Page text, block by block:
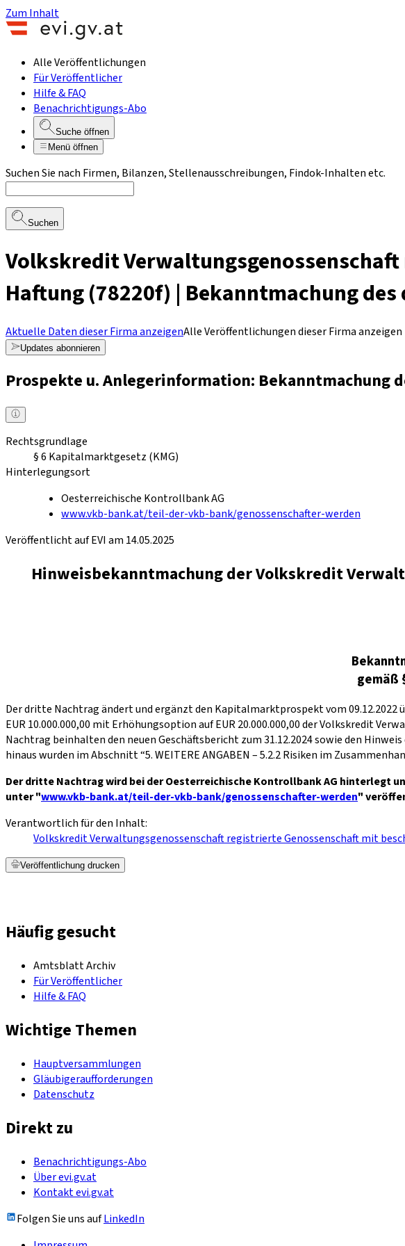
Zum Inhalt
Alle Veröffentlichungen
Für Veröffentlicher
Hilfe & FAQ
Benachrichtigungs-Abo
Suche öffnen
Menü öffnen
Suchen Sie nach Firmen, Bilanzen, Stellenausschreibungen, Findok-Inhalten etc.
Suchen
Volkskredit
Haftung (78220f) | Bekanntmachung
Aktuelle Daten dieser Firma anzeigenAlle Veröffentlichungen dieser Firma anzeigen
Updates abonnieren
Prospekte u. Anlegerinformation: Bekanntmachung
Rechtsgrundlage
§ 6 Kapitalmarktgesetz (KMG)
Hinterlegungsort
Oesterreichische Kontrollbank AG
www.vkb-bank.at/teil-der-vkb-bank/genossenschafter-werden
Veröffentlicht auf EVI am 14.05.2025
Hinweisbekanntmachung der Volkskredit
gemäß
Der dritte Nachtrag ändert und ergänzt den Kapitalmarktprospekt vom
EUR 10.000.000,00 mit Erhöhungsoption auf EUR 20.000.000,00 der Volkskredit
Nachtrag beinhalten den neuen Geschäftsbericht zum 31.12.2024 sowie den
hinaus wurden im Abschnitt “5. WEITERE ANGABEN – 5.2.2 Risiken im
Der dritte Nachtrag wird bei der Oesterreichische Kontrollbank AG hinterlegt
unter "www.vkb-bank.at/teil-der-vkb-bank/genossenschafter-werden"
Verantwortlich für den Inhalt:
Volkskredit Verwaltungsgenossenschaft registrierte Genossenschaft mit
Veröffentlichung drucken
Häufig gesucht
Amtsblatt Archiv
Für Veröffentlicher
Hilfe & FAQ
Wichtige Themen
Hauptversammlungen
Gläubigeraufforderungen
Datenschutz
Direkt zu
Benachrichtigungs-Abo
Über evi.gv.at
Kontakt evi.gv.at
Folgen Sie uns aufLinkedIn